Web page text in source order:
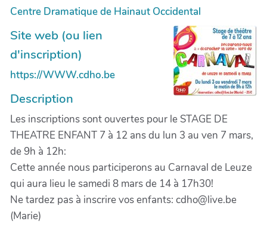
Centre Dramatique de Hainaut Occidental
Site web (ou lien
d'inscription)
https://WWW.cdho.be
Description
Les inscriptions sont ouvertes pour le STAGE DE
THEATRE ENFANT 7 à 12 ans du lun 3 au ven 7 mars,
de 9h à 12h:
Cette année nous participerons au Carnaval de Leuze
qui aura lieu le samedi 8 mars de 14 à 17h30!
Ne tardez pas à inscrire vos enfants: cdho@live.be
(Marie)